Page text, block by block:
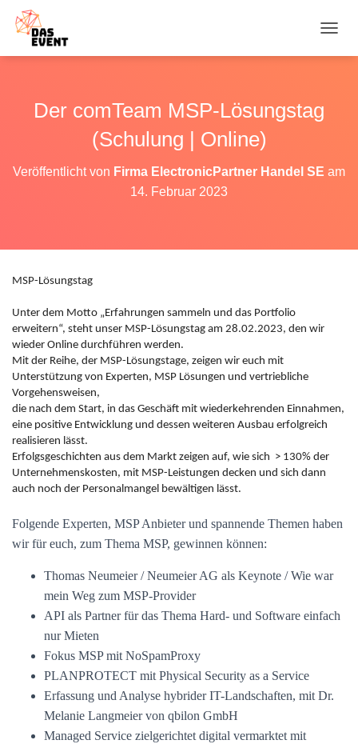
A
N
H
Der comTeam MSP-Lösungstag
(Schulung | Online)
Veröffentlicht von Firma ElectronicPartner Handel SE am
14. Februar 2023
MSP-Lösungstag
Unter dem Motto „Erfahrungen sammeln und das Portfolio
erweitern“, steht unser MSP-Lösungstag am 28.02.2023, den wir
wieder Online durchführen werden.
Mit der Reihe, der MSP-Lösungstage, zeigen wir euch mit
Unterstützung von Experten, MSP Lösungen und vertriebliche
Vorgehensweisen,
die nach dem Start, in das Geschäft mit wiederkehrenden Einnahmen,
eine positive Entwicklung und dessen weiteren Ausbau erfolgreich
realisieren lässt.
Erfolgsgeschichten aus dem Markt zeigen auf, wie sich > 130% der
Unternehmenskosten, mit MSP-Leistungen decken und sich dann
auch noch der Personalmangel bewältigen lässt.
Folgende Experten, MSP Anbieter und spannende Themen haben
wir für euch, zum Thema MSP, gewinnen können:
Thomas Neumeier / Neumeier AG als Keynote / Wie war
mein Weg zum MSP-Provider
API als Partner für das Thema Hard- und Software einfach
nur Mieten
Fokus MSP mit NoSpamProxy
PLANPROTECT mit Physical Security as a Service
Erfassung und Analyse hybrider IT-Landschaften, mit Dr.
Melanie Langmeier von qbilon GmbH
Managed Service zielgerichtet digital vermarktet mit